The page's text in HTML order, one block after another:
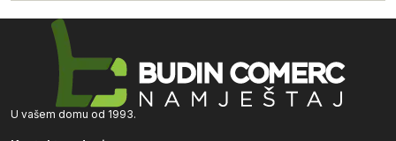
U vašem domu od 1993.